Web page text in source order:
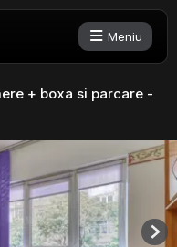
Meniu
+ boxa si parcare -